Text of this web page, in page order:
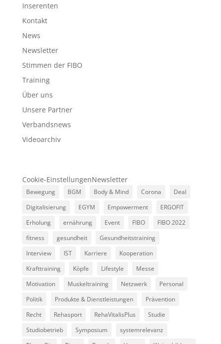
Inserenten
Kontakt
News
Newsletter
Stimmen der FIBO
Training
Über uns
Unsere Partner
Verbandsnews
Videoarchiv
Cookie-EinstellungenNewsletter
Bewegung BGM Body & Mind Corona
Deal
Digitalisierung
EGYM Empowerment
ERGOFIT
Erholung
ernährung Event FIBO
FIBO 2022
fitness
gesundheit
Gesundheitstraining
Interview
IST Karriere
Kooperation
Krafttraining
Köpfe Lifestyle
Messe
Motivation
Muskeltraining Netzwerk
Personal
Politik
Produkte & Dienstleistungen
Prävention
Recht
Rehasport RehaVitalisPlus
Studie
Studiobetrieb
Symposium
systemrelevanz